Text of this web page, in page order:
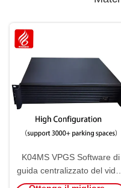
K04MS VPGS Software di
guida centralizzato del video
controller LPR